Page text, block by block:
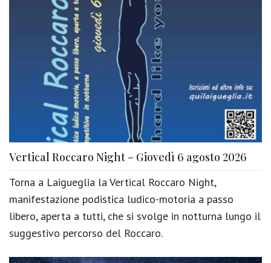
Vertical Roccaro Night – Giovedì 6 agosto 2026
Torna a Laigueglia la Vertical Roccaro Night,
manifestazione podistica ludico-motoria a passo
libero, aperta a tutti, che si svolge in notturna lungo il
suggestivo percorso del Roccaro.